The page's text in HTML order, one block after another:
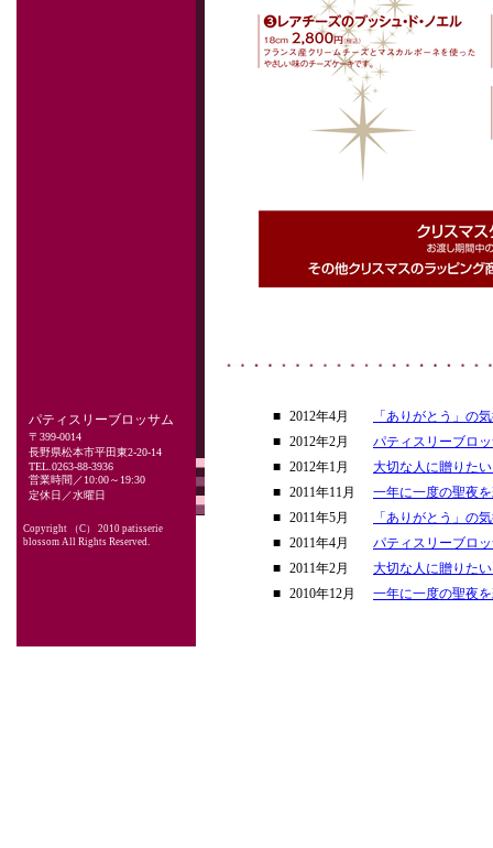
パティスリーブロッサム
〒399-0014
長野県松本市平田東2-20-14
TEL.0263-88-3936
営業時間／10:00～19:30
定休日／水曜日
Copyright （C） 2010 patisserie
blossom All Rights Reserved.
■ 2012年4月
「ありがとう」の
■ 2012年2月
パティスリーブロ
■ 2012年1月
大切な人に贈りた
■ 2011年11月
一年に一度の聖夜
■ 2011年5月
「ありがとう」の
■ 2011年4月
パティスリーブロ
■ 2011年2月
大切な人に贈りた
■ 2010年12月 一年に一度の聖夜